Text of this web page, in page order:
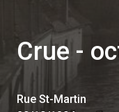
Crue -
Rue St-Martin